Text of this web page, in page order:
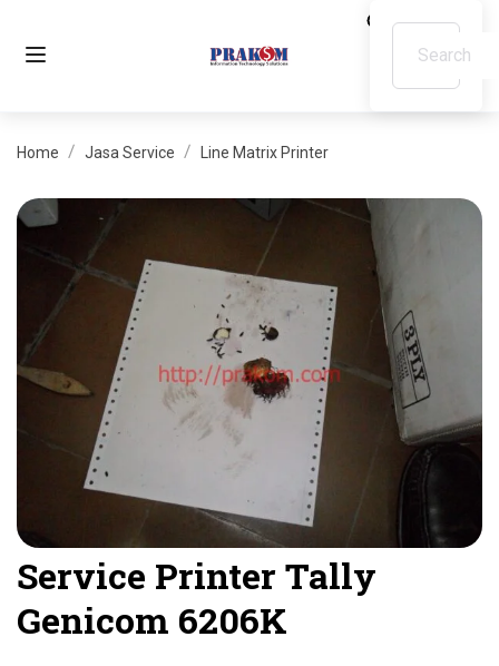
Home Jasa Service Line Matrix Printer
Service Printer Tally
Genicom 6206K